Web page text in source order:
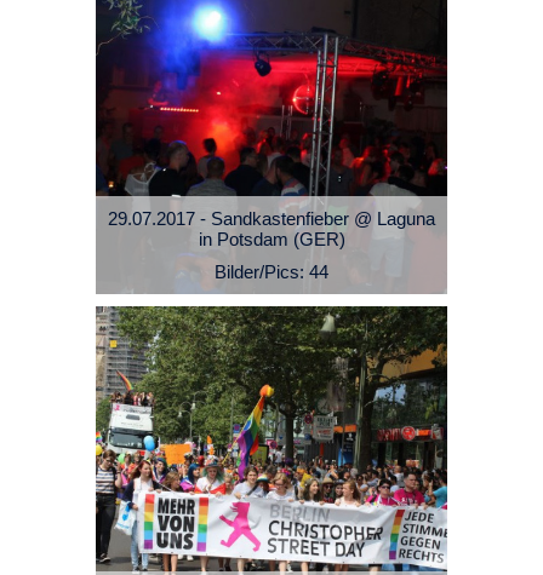
29.07.2017 - Sandkastenfieber @ Laguna
in Potsdam (GER)
Bilder/Pics: 44